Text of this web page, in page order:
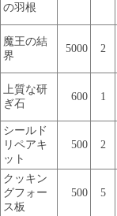
の羽根
魔王の結
界
5000 2
上質な研
ぎ石
600 1
シールド
リペアキ
ット
500 2
クッキン
グフォー
ス板
500 5